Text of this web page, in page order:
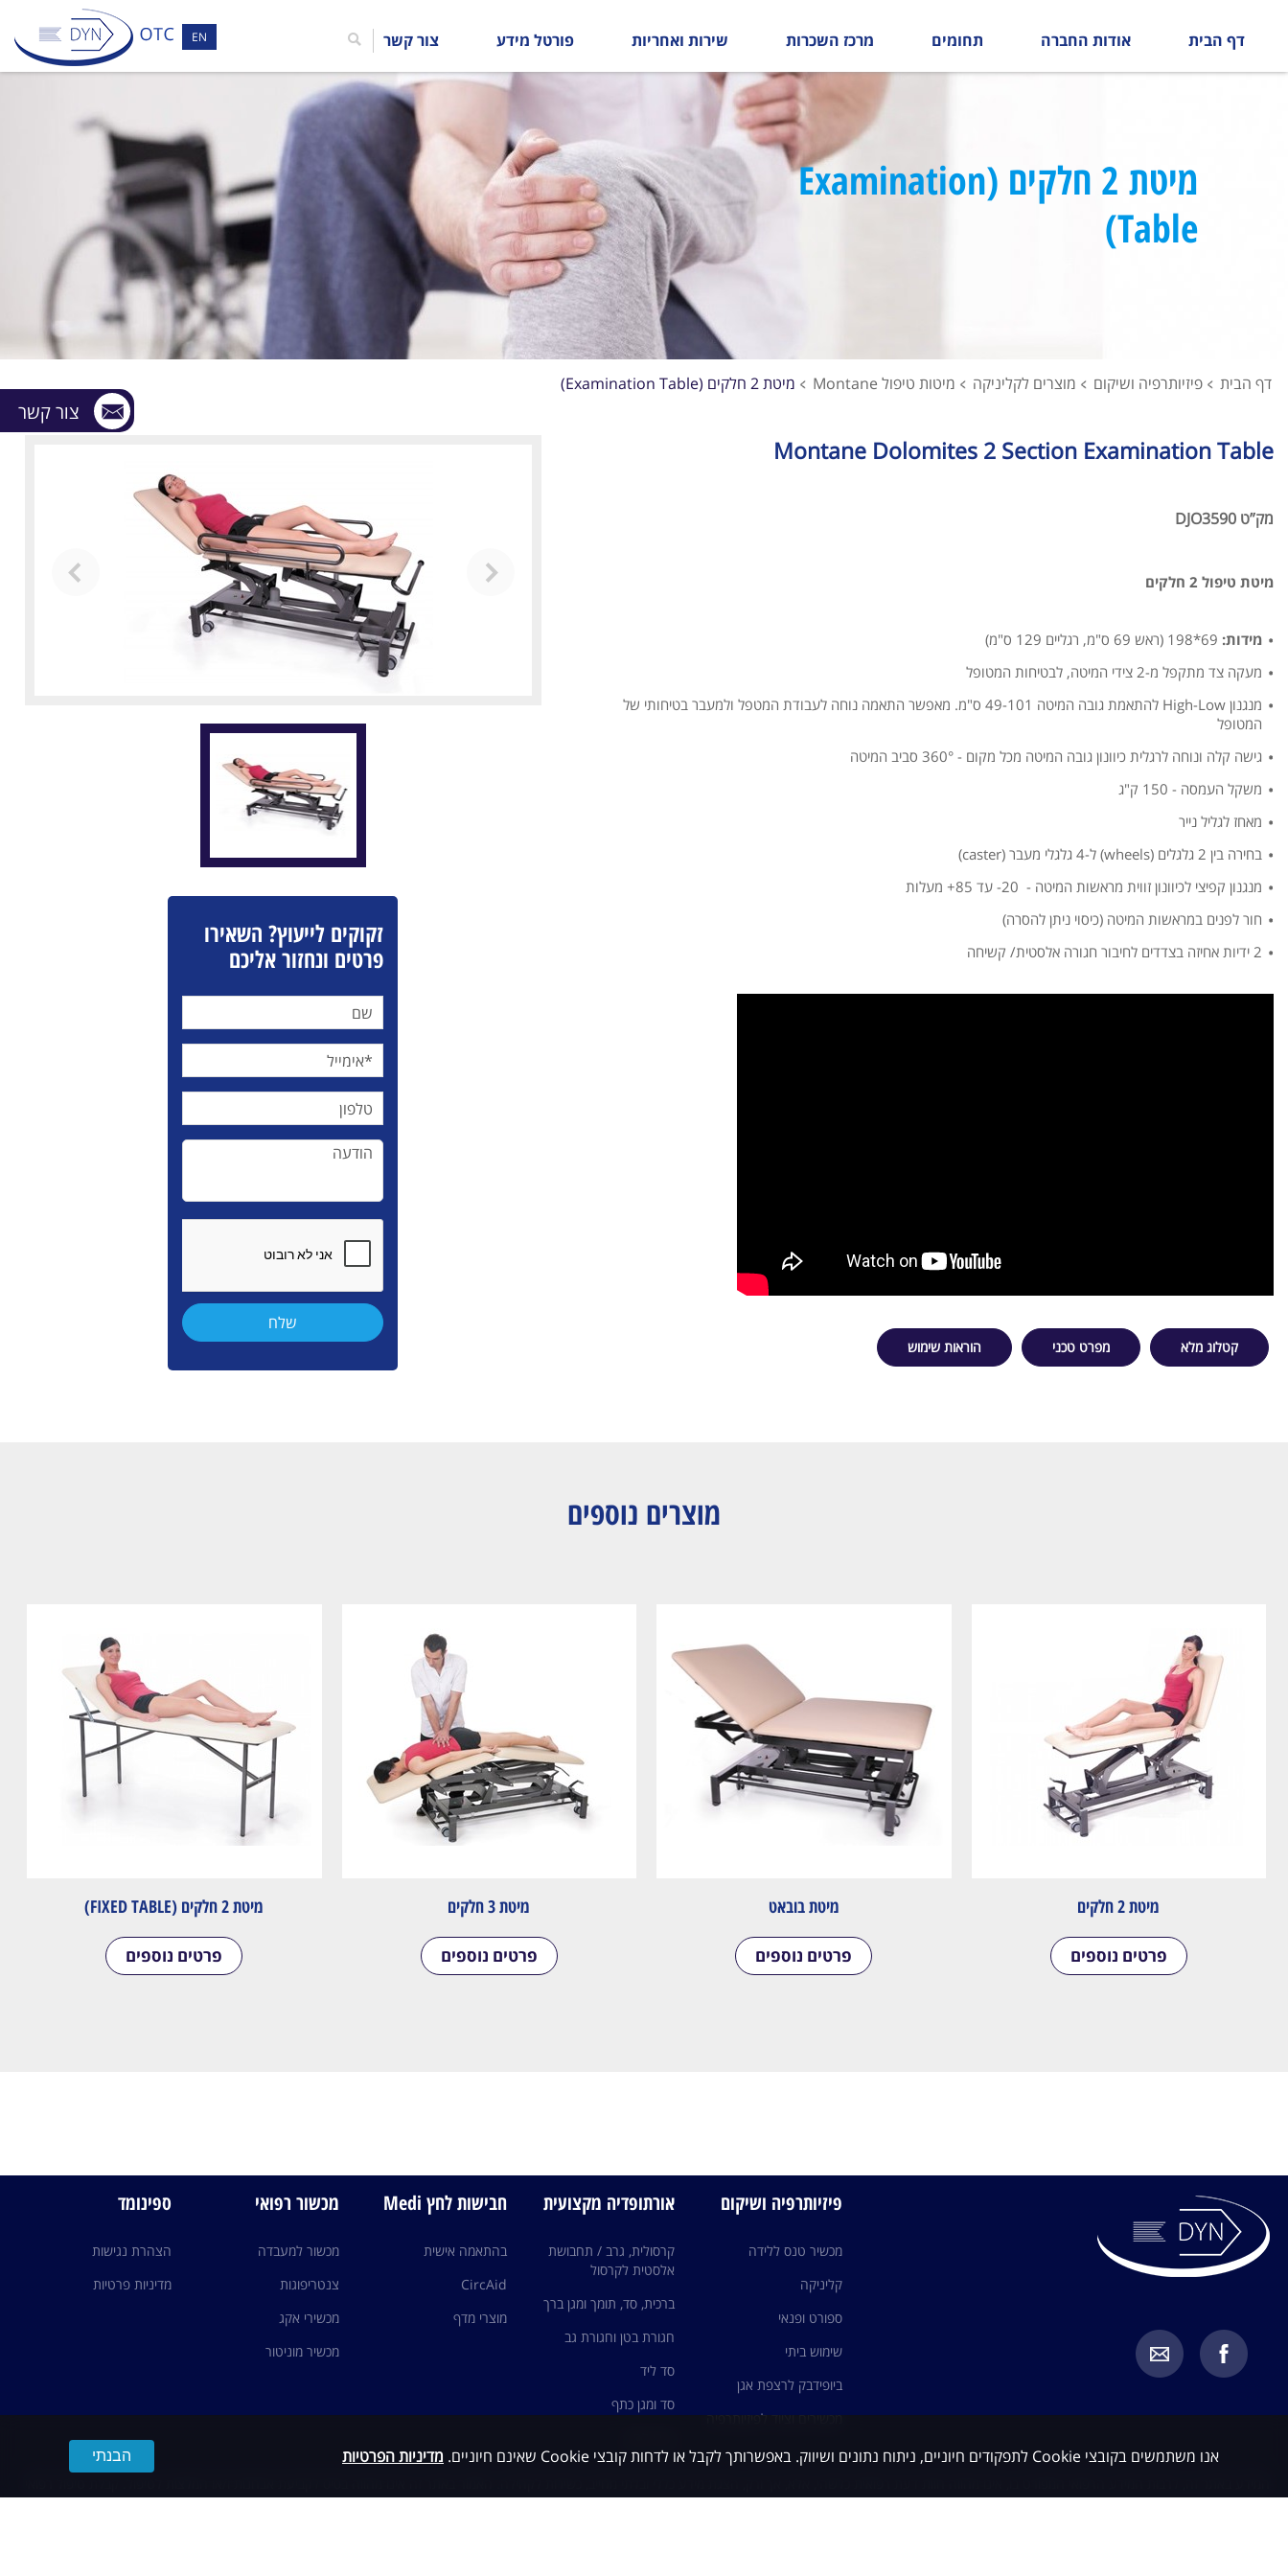
אנו משתמשים בקובצי Cookie לתפקודים חיוניים, ניתוח נתונים ושיווק. באפשרותך לקבל או לדחות קובצי Cookie שאינם חיוניים. מדיניות הפרטיות הבנתי
צור קשר
EN דף הבית אודות החברה תחומים מרכז השכרות שירות ואחריות פורטל מידע צור קשר
מיטת 2 חלקים (Examination
Table)
דף הבית פיזיותרפיה ושיקום מוצרים לקליניקה מיטות טיפול Montane מיטת 2 חלקים (Examination Table)
Montane Dolomites 2 Section Examination Table
מק”ט DJO3590
מיטת טיפול 2 חלקים
מידות:
מעקה צד מתקפל מ-2 צידי המיטה, לבטיחות המטופל
מנגנון High-Low להתאמת גובה המיטה 49-101 ס"מ. מאפשר התאמה נוחה לעבודת המטפל ולמעבר בטיחותי של
המטופל
גישה קלה ונוחה לרגלית כיוונון גובה המיטה מכל מקום - 360° סביב המיטה
משקל העמסה - 150 ק"ג
מאחז לגליל נייר
בחירה בין 2 גלגלים (wheels) ל-4 גלגלי מעבר (caster)
מנגנון קפיצי לכיוונון זווית מראשות המיטה - 20- עד 85+ מעלות
חור לפנים במראשות המיטה (כיסוי ניתן להסרה)
2 ידיות אחיזה בצדדים לחיבור חגורה אלסטית/ קשיחה
קטלוג מלא מפרט טכני הוראות שימוש
זקוקים לייעוץ? השאירו
פרטים ונחזור אליכם
מוצרים נוספים
מיטת 2 חלקים
פרטים נוספים
מיטת בובאט
פרטים נוספים
מיטת 3 חלקים
פרטים נוספים
מיטת 2 חלקים (FIXED TABLE)
פרטים נוספים
פיזיותרפיה ושיקום
מכשיר טנס ללידה
קליניקה
ספורט ופנאי
שימוש ביתי
ביופידבק לרצפת אגן
מכשירים וציוד לפיזיותרפיה
אורתופדיה מקצועית
קרסולית, גרב / תחבושת
אלסטית לקרסול
ברכית, סד, תומך ומגן ברך
חגורת בטן וחגורת גב
סד ליד
סד ומגן כתף
חבישות לחץ Medi
בהתאמה אישית
CircAid
מוצרי מדף
מכשור רפואי
מכשור למעבדה
צנטריפוגות
מכשירי אקג
מכשיר מוניטור
ספינומד
הצהרת נגישות
מדיניות פרטיות
מחייב בדיקת כל מקרה לגופו בהתאם לבעיה הספציפית של כל מטופל, תוך התייעצות עם גורם מקצועי ו/או רופא מומחה ותחת פיקוחם, ובשום מקרה אין לראות במידע שבאתר משום המלצה ו/או הנחיה ו/או התוויה ו/או הוראה לטיפול רפואי